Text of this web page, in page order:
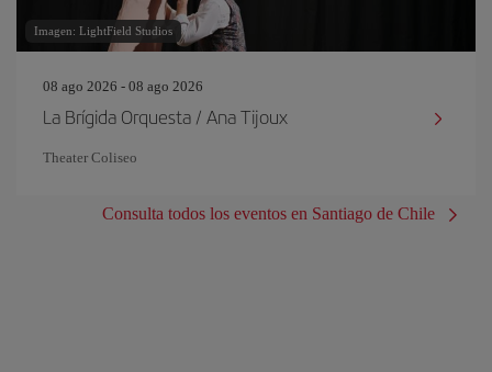
Imagen: LightField Studios
08 ago 2026 - 08 ago 2026
La Brígida Orquesta / Ana Tijoux
Theater Coliseo
Consulta todos los eventos en Santiago de Chile